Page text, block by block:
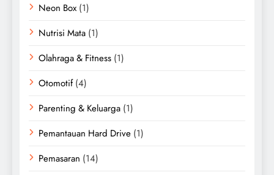
Neon Box (1)
Nutrisi Mata (1)
Olahraga & Fitness (1)
Otomotif(4)
Parenting & Keluarga (1)
Pemantauan Hard Drive (1)
Pemasaran (14)